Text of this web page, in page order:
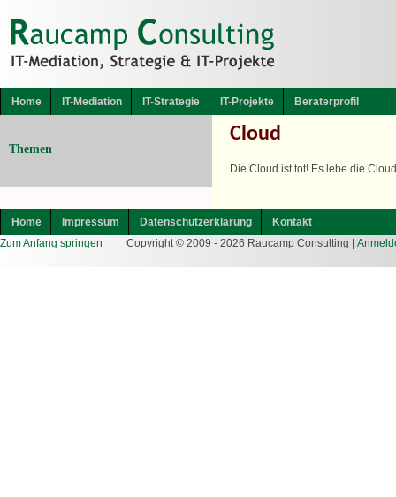
Home IT-Mediation IT-Strategie IT-Projekte Beraterprofil
Themen
Cloud
Die Cloud ist tot! Es lebe die
Home Impressum Datenschutzerklärung
Kontakt
Zum Anfang springen
Copyright © 2009 - 2026 Raucamp Consulting |